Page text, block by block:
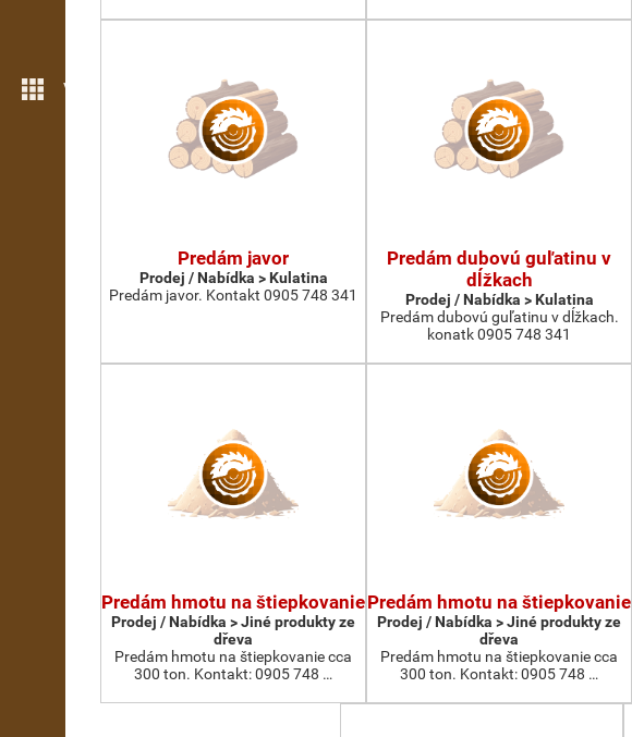
Více možností
Predám javor
Prodej / Nabídka > Kulatina
Predám javor. Kontakt 0905 748 341
Predám dubovú guľatinu v
dĺžkach
Prodej / Nabídka > Kulatina
Predám dubovú guľatinu v dĺžkach.
konatk 0905 748 341
Predám hmotu na štiepkovanie
Prodej / Nabídka > Jiné produkty ze
dřeva
Predám hmotu na štiepkovanie cca
300 ton. Kontakt: 0905 748 …
Predám hmotu na štiepkovanie
Prodej / Nabídka > Jiné produkty ze
dřeva
Predám hmotu na štiepkovanie cca
300 ton. Kontakt: 0905 748 …